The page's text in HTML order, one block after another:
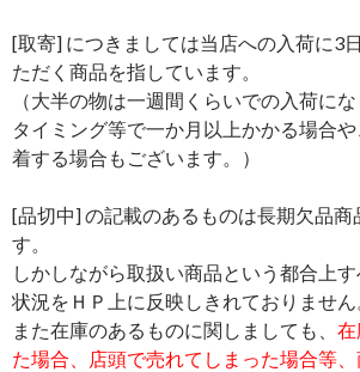
[取寄] につきましては当店への入荷に3
ただく商品を指しています。
（大半の物は一週間くらいでの入荷に
タイミング等で一か月以上かかる場合
着する場合もございます。）
[品切中] の記載のあるものは長期欠品商
す。
しかしながら取扱い商品という都合上
状況をＨＰ上に反映しきれておりません
また在庫のあるものに関しましても、 在
た場合、店頭で売れてしまった場合等